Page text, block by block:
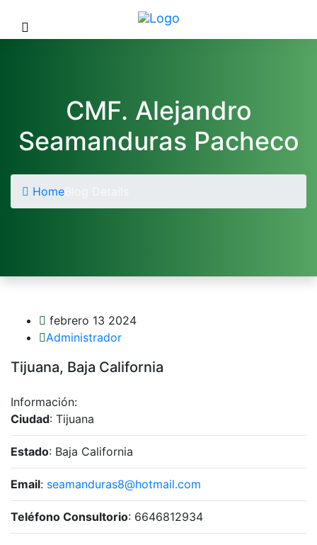
CMF. Alejandro
Seamanduras Pacheco
Home
febrero 13 2024
Administrador
Tijuana, Baja California
Información:
Ciudad: Tijuana
Estado: Baja California
Email: seamanduras8@hotmail.com
Teléfono Consultorio: 6646812934